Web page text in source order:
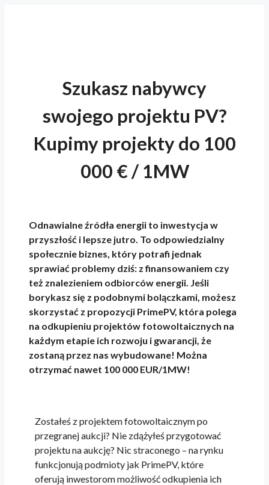
Szukasz nabywcy
swojego projektu PV?
Kupimy projekty do 100
000 € / 1MW
Odnawialne źródła energii to inwestycja w
przyszłość i lepsze jutro. To odpowiedzialny
społecznie biznes, który potrafi jednak
sprawiać problemy dziś: z finansowaniem czy
też znalezieniem odbiorców energii. Jeśli
borykasz się z podobnymi bolączkami, możesz
skorzystać z propozycji PrimePV, która polega
na odkupieniu projektów fotowoltaicznych na
każdym etapie ich rozwoju i gwarancji, że
zostaną przez nas wybudowane! Można
otrzymać nawet 100 000 EUR/1MW!
Zostałeś z projektem fotowoltaicznym po
przegranej aukcji? Nie zdążyłeś przygotować
projektu na aukcję? Nic straconego – na rynku
funkcjonują podmioty jak PrimePV, które
oferują inwestorom możliwość odkupienia ich